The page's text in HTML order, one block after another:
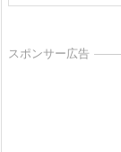
スポンサー広告